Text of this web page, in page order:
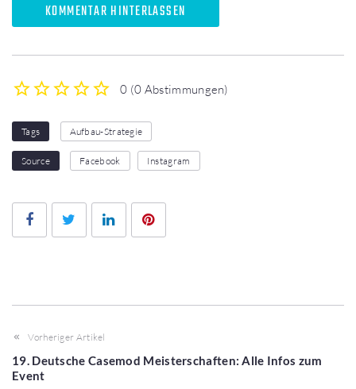
KOMMENTAR HINTERLASSEN
0 (0 Abstimmungen)
Tags Aufbau-Strategie
Source Facebook Instagram
FacebookTwitter LinkedIn
Vorheriger Artikel
19. Deutsche Casemod Meisterschaften: Alle Infos zum
Event